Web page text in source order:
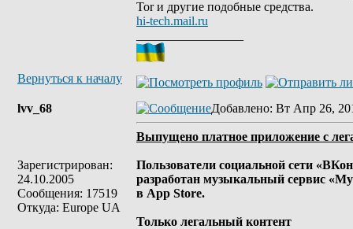
Tor и другие подобные средства.
hi-tech.mail.ru
Вернуться к началу
lvv_68
Зарегистрирован:
24.10.2005
Сообщения: 17519
Откуда: Europe UA
Добавлено: Вт Апр 26,
Выпущено платное приложение с
Пользователи социальной сети
разработан музыкальный сервис
в App Store.
Только легальный контент